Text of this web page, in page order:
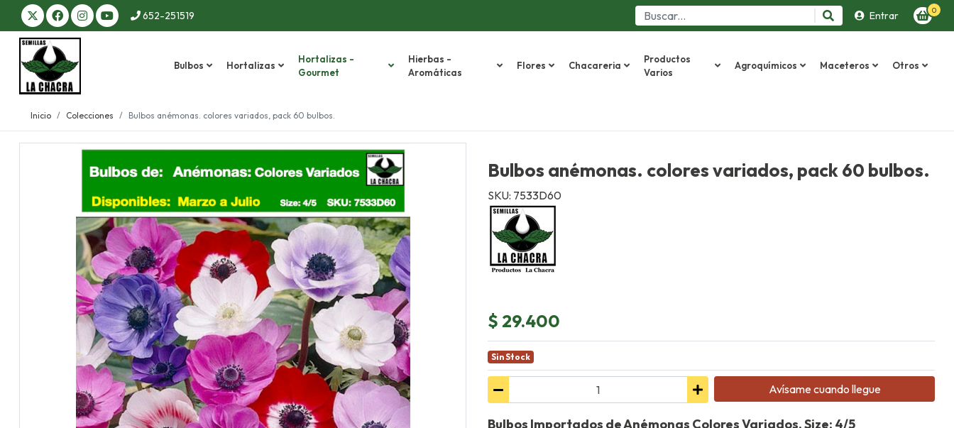
652-251519 Entrar 0
Bulbos Hortalizas
Hortalizas -
Gourmet
Hierbas -
Aromáticas
Flores Chacareria
Productos
Varios
Agroquímicos Maceteros Otros
Inicio Colecciones Bulbos anémonas. colores variados, pack 60 bulbos.
Bulbos anémonas. colores variados, pack 60 bulbos.
SKU: 7533D60
$ 29.400
Sin Stock
Avísame cuando llegue
Bulbos Importados de Anémonas Colores Variados. Size: 4/5